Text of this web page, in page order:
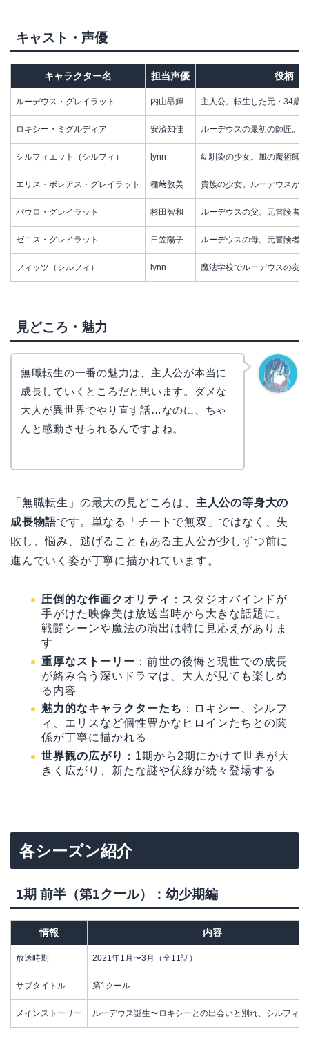
キャスト・声優
キャラクター名 担当声優 役柄
ルーデウス・グレイラット 内山昂輝 主人公。転生した元・34歳
ロキシー・ミグルディア 安済知佳 ルーデウスの最初の師匠。
シルフィエット（シルフィ） lynn 幼馴染の少女。風の魔術師
エリス・ボレアス・グレイラット 種﨑敦美 貴族の少女。ルーデウスが
パウロ・グレイラット 杉田智和 ルーデウスの父。元冒険者
ゼニス・グレイラット 日笠陽子 ルーデウスの母。元冒険者
フィッツ（シルフィ） lynn 魔法学校でルーデウスの友
見どころ・魅力
無職転生の一番の魅力は、主人公が本当に
成長していくところだと思います。ダメな
大人が異世界でやり直す話…なのに、ちゃ
んと感動させられるんですよね。
「無職転生」の最大の見どころは、 主人公の等身大の
成長物語です。単なる「チートで無双」ではなく、失
敗し、悩み、逃げることもある主人公が少しずつ前に
進んでいく姿が丁寧に描かれています。
圧倒的な作画クオリティ ：スタジオバインドが
手がけた映像美は放送当時から大きな話題に。
戦闘シーンや魔法の演出は特に見応えがありま
す
重厚なストーリー ：前世の後悔と現世での成長
が絡み合う深いドラマは、大人が見ても楽しめ
る内容
魅力的なキャラクターたち ：ロキシー、シルフ
ィ、エリスなど個性豊かなヒロインたちとの関
係が丁寧に描かれる
世界観の広がり
：1期から2期にかけて世界が大
きく広がり、新たな謎や伏線が続々登場する
各シーズン紹介
1期 前半（第1クール）：幼少期編
情報 内容
放送時期 2021年1月〜3月（全11話）
サブタイトル 第1クール
メインストーリー ルーデウス誕生〜ロキシーとの出会いと別れ、シルフィ